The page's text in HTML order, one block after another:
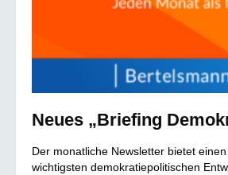
Neues „Briefing
Der monatliche Newsletter bietet
wichtigsten demokratiepolitischen